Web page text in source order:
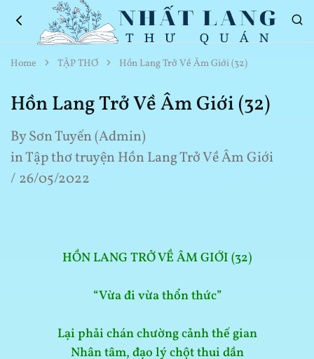
Nhất
Lang
Quán
Thơ
Hay
Cuộc
Sống
Home TẬP THƠ Hồn Lang Trở Về Âm Giới (32)
Hồn Lang Trở Về Âm Giới (32)
BySơn Tuyến (Admin)
inTập thơ truyện Hồn Lang Trở Về Âm Giới
26/05/2022
HỒN LANG TRỞ VỀ ÂM GIỚI (32)
“Vừa đi vừa thổn thức”
Lại phải chán chường cảnh thế gian
Nhân tâm, đạo lý chột thui dần